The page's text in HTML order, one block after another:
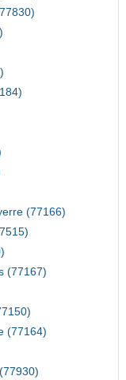
(77166)
(77167)
(77164)